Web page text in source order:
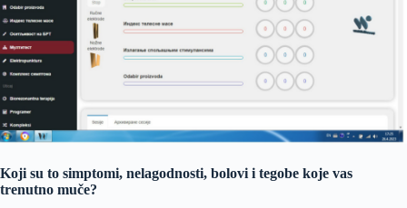
Koji su to simptomi, nelagodnosti, bolovi i tegobe koje vas
trenutno muče?